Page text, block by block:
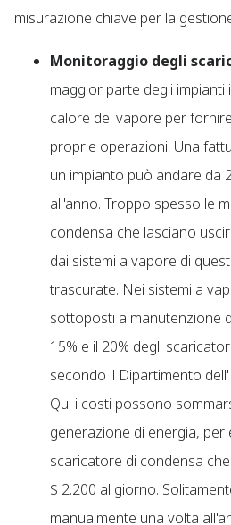
misurazione chiave per la
Monitoraggio degli
maggior parte degli impianti
calore del vapore per
proprie operazioni. Una
un impianto può andare da
all'anno. Troppo spesso le
condensa che lasciano
dai sistemi a vapore di
trascurate. Nei sistemi a
sottoposti a manutenzione
15% e il 20% degli
secondo il Dipartimento
Qui i costi possono
generazione di energia,
scaricatore di condensa
$ 2.200 al giorno.
manualmente una volta